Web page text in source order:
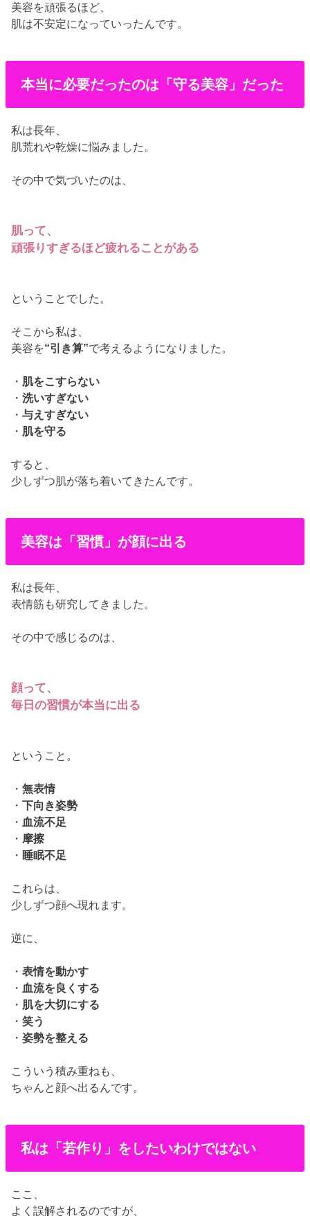
美容を頑張るほど、
肌は不安定になっていったんです。
本当に必要だったのは「守る美容」だった
私は長年、
肌荒れや乾燥に悩みました。
その中で気づいたのは、
肌って、
頑張りすぎるほど疲れることがある
ということでした。
そこから私は、
美容を“引き算”で考えるようになりました。
・ 肌をこすらない
・洗いすぎない
・与えすぎない
・ 肌を守る
すると、
少しずつ肌が落ち着いてきたんです。
美容は「習慣」が顔に出る
私は長年、
表情筋も研究してきました。
その中で感じるのは、
顔って、
毎日の習慣が本当に出る
ということ。
・無表情
・下向き姿勢
・ 血流不足
・ 摩擦
・ 睡眠不足
これらは、
少しずつ顔へ現れます。
逆に、
・表情を動かす
・ 血流を良くする
・ 肌を大切にする
・笑う
・姿勢を整える
こういう積み重ねも、
ちゃんと顔へ出るんです。
私は「若作り」をしたいわけではない
ここ、
よく誤解されるのですが、